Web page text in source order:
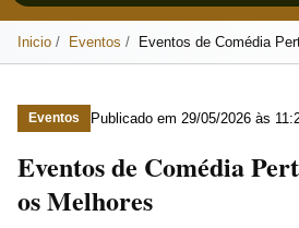
Inicio Eventos Eventos de Comédia
Eventos Publicado em 29/05/2026 às
Eventos de Comédia
os Melhores